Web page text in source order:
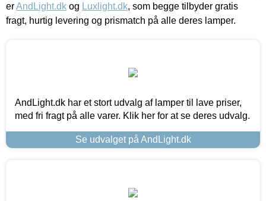
erAndLight.dk og Luxlight.dk, som begge tilbyder gratis
fragt, hurtig levering og prismatch på alle deres lamper.
AndLight.dk har et stort udvalg af lamper til lave priser,
med fri fragt på alle varer. Klik her for at se deres udvalg.
Se udvalget på AndLight.dk